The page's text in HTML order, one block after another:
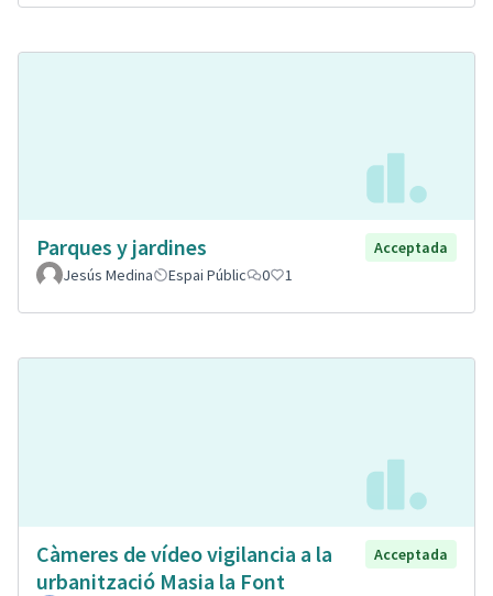
Parques y jardines
Acceptada
Jesús Medina
Espai Públic 0 1
Càmeres de vídeo vigilancia a la
urbanització Masia la Font
Acceptada